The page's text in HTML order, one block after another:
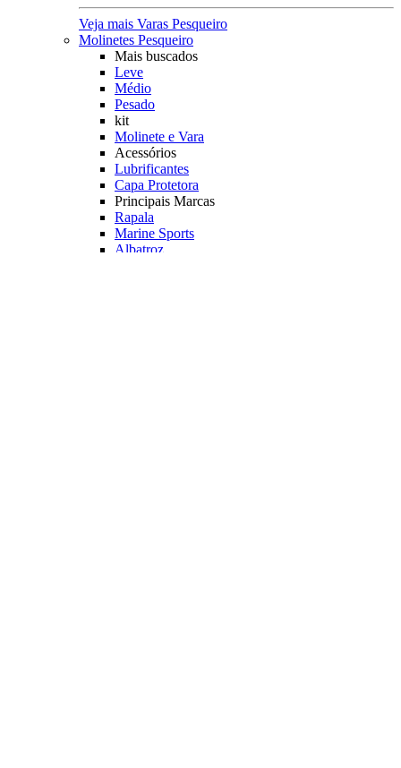
Veja mais Varas Pesqueiro
Molinetes Pesqueiro
Mais buscados
Leve
Médio
Pesado
kit
Molinete e Vara
Acessórios
Lubrificantes
Capa Protetora
Principais Marcas
Rapala
Marine Sports
Albatroz